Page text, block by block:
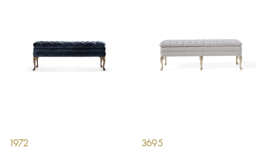
1972 3695